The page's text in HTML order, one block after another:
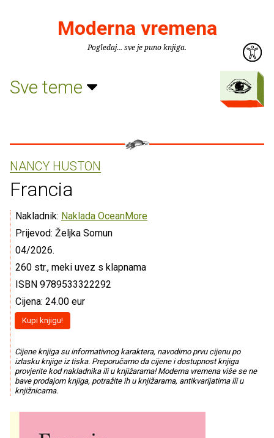
Moderna vremena
Pogledaj... sve je puno knjiga.
Sve teme
NANCY HUSTON
Francia
Nakladnik: Naklada OceanMore
Prijevod: Željka Somun
04/2026.
260 str., meki uvez s klapnama
ISBN 9789533322292
Cijena: 24.00 eur
Kupi knjigu!
Cijene knjiga su informativnog karaktera, navodimo prvu cijenu po
izlasku knjige iz tiska. Preporučamo da cijene i dostupnost knjiga
provjerite kod nakladnika ili u knjižarama! Moderna vremena više se ne
bave prodajom knjiga, potražite ih u knjižarama, antikvarijatima ili u
knjižnicama.